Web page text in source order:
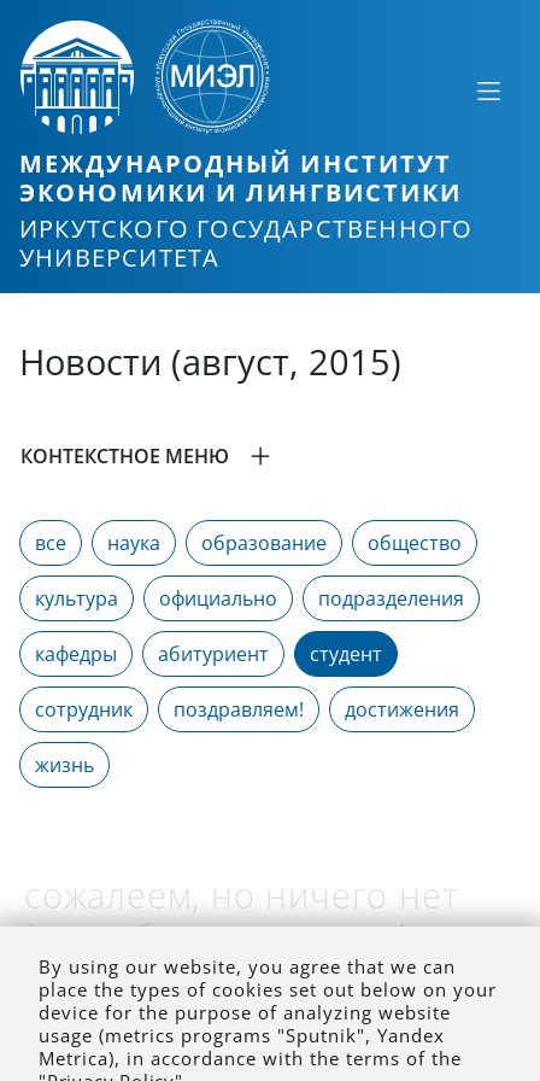
МЕЖДУНАРОДНЫЙ ИНСТИТУТ
ЭКОНОМИКИ И ЛИНГВИСТИКИ
ИРКУТСКОГО ГОСУДАРСТВЕННОГО
УНИВЕРСИТЕТА
Новости (август, 2015)
КОНТЕКСТНОЕ МЕНЮ
все наука образование общество
культура официально подразделения
кафедры абитуриент студент
сотрудник поздравляем! достижения
жизнь
сожалеем, но ничего нет
(на выбранное время)
By using our website, you agree that we can
place the types of cookies set out below on your
device for the purpose of analyzing website
usage (metrics programs "Sputnik", Yandex
Metrica), in accordance with the terms of the